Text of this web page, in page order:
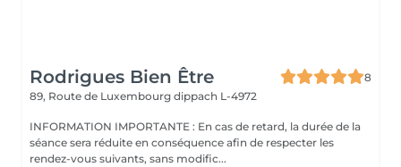
Rodrigues Bien Être
8
89, Route de Luxembourg dippach L-4972
INFORMATION IMPORTANTE : En cas de retard, la durée de la
séance sera réduite en conséquence afin de respecter les
rendez-vous suivants, sans modific...